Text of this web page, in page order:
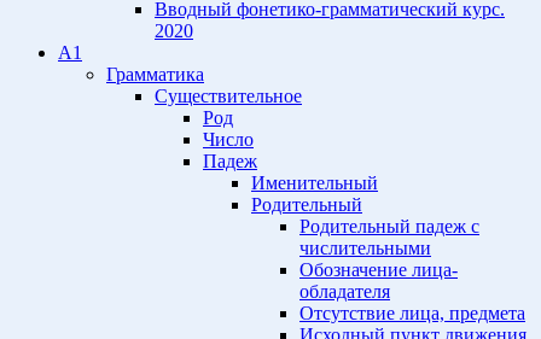
Вводный фонетико-грамматический курс.
2020
A1
Грамматика
Существительное
Род
Число
Падеж
Именительный
Родительный
Родительный падеж с
числительными
Обозначение лица-
обладателя
Отсутствие лица, предмета
Исходный пункт движения